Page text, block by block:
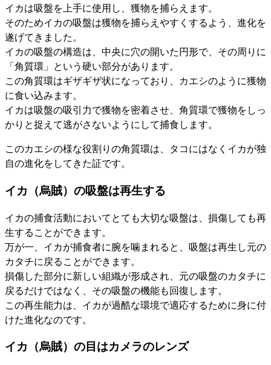
イカは吸盤を上手に使用し、獲物を捕らえます。
そのためイカの吸盤は獲物を捕らえやすくするよう、進化を
遂げてきました。
イカの吸盤の構造は、中央に穴の開いた円形で、その周りに
「角質環」という硬い部分があります。
この角質環はギザギザ状になっており、カエシのように獲物
に食い込みます。
イカは吸盤の吸引力で獲物を密着させ、角質環で獲物をしっ
かりと捉えて逃がさないようにして捕食します。
このカエシの様な役割りの角質環は、タコにはなくイカが独
自の進化をしてきた証です。
イカ（烏賊）の吸盤は再生する
イカの捕食活動においてとても大切な吸盤は、損傷しても再
生することができます。
万が一、イカが捕食者に腕を噛まれると、吸盤は再生し元の
カタチに戻ることができます。
損傷した部分に新しい組織が形成され、元の吸盤のカタチに
戻るだけではなく、その吸盤の機能も回復します。
この再生能力は、イカが過酷な環境で適応するために身に付
けた進化なのです。
イカ（烏賊）の目はカメラのレンズ